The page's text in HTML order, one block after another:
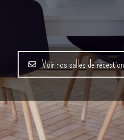
Voir nos salles de réception